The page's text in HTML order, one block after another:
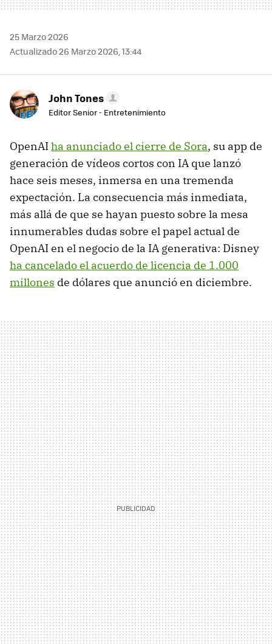
25 Marzo 2026
Actualizado 26 Marzo 2026, 13:44
John Tones
Editor Senior - Entretenimiento
OpenAIha anunciado el cierre de Sora, su app de
generación de vídeos cortos con IA que lanzó
hace seis meses, inmersa en una tremenda
expectación. La consecuencia más inmediata,
más allá de que se hayan puesto sobre la mesa
innumerables dudas sobre el papel actual de
OpenAI en el negocio de la IA generativa: Disney
ha cancelado el acuerdo de licencia de 1.000
millones de dólares que anunció en diciembre.